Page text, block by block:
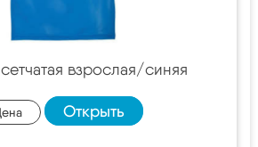
взрослая/синяя
Открыть